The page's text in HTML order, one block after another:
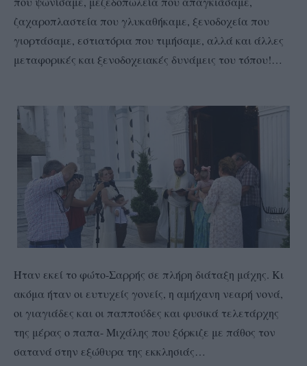
ζαχαροπλαστεία που γλυκαθήκαμε, ξενοδοχεία που
γιορτάσαμε, εστιατόρια που τιμήσαμε, αλλά και άλλες
μεταφορικές και ξενοδοχειακές δυνάμεις του τόπου!…
Ήταν εκεί το φώτο-Σαρρής σε πλήρη διάταξη μάχης. Κι
ακόμα ήταν οι ευτυχείς γονείς, η αμήχανη νεαρή νονά,
οι γιαγιάδες και οι παππούδες και φυσικά τελετάρχης
της μέρας ο παπα- Μιχάλης που ξόρκιζε με πάθος τον
σατανά στην εξώθυρα της εκκλησιάς…